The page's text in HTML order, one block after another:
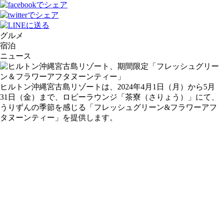
グルメ
宿泊
ニュース
ヒルトン沖縄宮古島リゾートは、2024年4月1日（月）から5月
31日（金）まで、ロビーラウンジ「茶寮（さりょう）」にて、
うりずんの季節を感じる「フレッシュグリーン&フラワーアフ
タヌーンティー」を提供します。